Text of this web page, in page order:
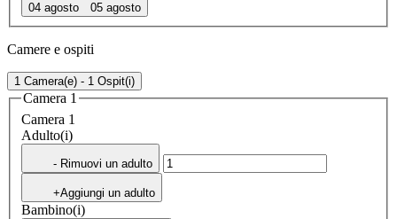
04 agosto 05 agosto
Camere e ospiti
1 Camera(e) - 1 Ospit(i)
Camera 1
Camera 1
Adulto(i)
- Rimuovi un adulto
+Aggiungi un adulto
Bambino(i)